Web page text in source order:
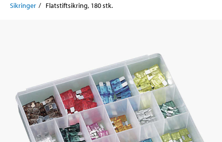
Sikringer
Flatstiftsikring, 180 stk.